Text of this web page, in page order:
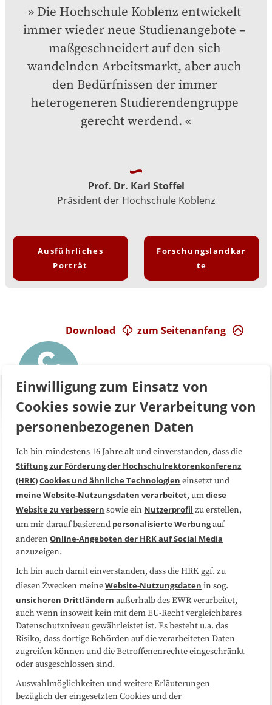
Die Hochschule Koblenz entwickelt
immer wieder neue Studienangebote –
maßgeschneidert auf den sich
wandelnden Arbeitsmarkt, aber auch
den Bedürfnissen der immer
heterogeneren Studierendengruppe
gerecht werdend.
Prof. Dr. Karl Stoffel
Präsident der Hochschule Koblenz
Ausführliches
Porträt
Forschungslandkar
te
zum Seitenanfang
Download
Über uns FAQ
Medienarbeit Kooperationen
Datenschutzerklärung Impressum
Sitemap
Folgen Sie uns
Einwilligung zum Einsatz von
Cookies sowie zur Verarbeitung von
personenbezogenen Daten
Ich bin mindestens 16 Jahre alt und einverstanden, dass die
Stiftung zur Förderung der Hochschulrektorenkonferenz
(HRK)Cookies und ähnliche Technologien einsetzt und
meine Website-Nutzungsdaten verarbeitet, umdiese
Website zu verbessern sowie ein Nutzerprofil zu erstellen,
um mir darauf basierend personalisierte Werbungauf
anderenOnline-Angeboten der HRK auf Social Media
anzuzeigen.
Ich bin auch damit einverstanden, dass die HRK ggf. zu
diesen Zwecken meineWebsite-Nutzungsdaten in sog.
unsicheren Drittländern außerhalb des EWR verarbeitet,
auch wenn insoweit kein mit dem EU-Recht vergleichbares
Datenschutzniveau gewährleistet ist. Es besteht u.a. das
Risiko, dass dortige Behörden auf die verarbeiteten Daten
zugreifen können und die Betroffenenrechte eingeschränkt
oder ausgeschlossen sind.
Auswahlmöglichkeiten und weitere Erläuterungen
bezüglich der eingesetzten Cookies und der